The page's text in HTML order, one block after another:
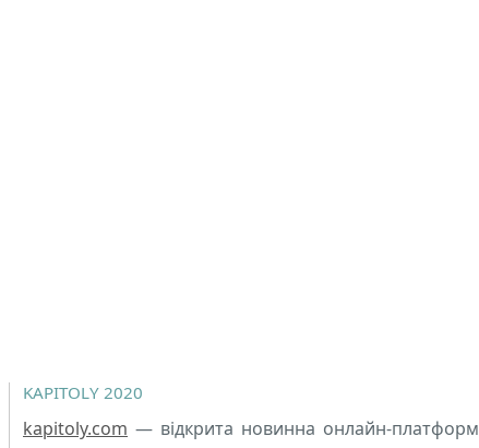
KAPITOLY 2020
kapitoly.com — відкрита новинна онлайн-платформ